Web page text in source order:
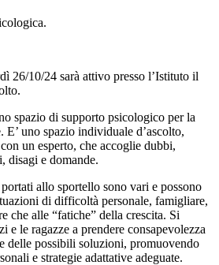
26/10/24 sarà attivo presso l’Istituto il
spazio di supporto psicologico per la
E’ uno spazio individuale d’ascolto,
un esperto, che accoglie dubbi,
disagi e domande.
allo sportello sono vari e possono
di difficoltà personale, famigliare,
che alle “fatiche” della crescita. Si
e le ragazze a prendere consapevolezza
delle possibili soluzioni, promuovendo
e strategie adattative adeguate.